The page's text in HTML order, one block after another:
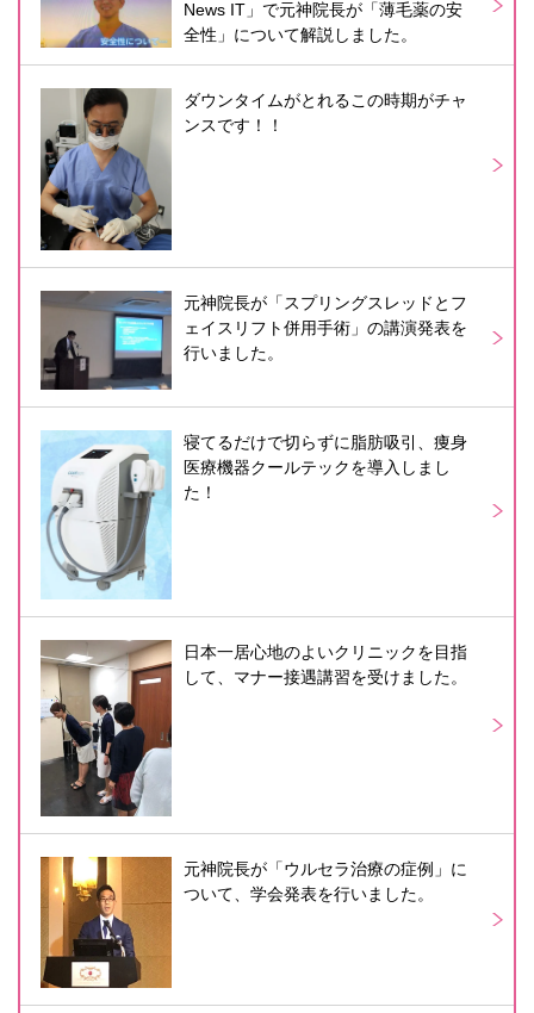
News IT」で元神院長が「薄毛薬の安
全性」について解説しました。
ダウンタイムがとれるこの時期がチャ
ンスです！！
元神院長が「スプリングスレッドとフ
ェイスリフト併用手術」の講演発表を
行いました。
寝てるだけで切らずに脂肪吸引、痩身
医療機器クールテックを導入しまし
た！
日本一居心地のよいクリニックを目指
して、マナー接遇講習を受けました。
元神院長が「ウルセラ治療の症例」に
ついて、学会発表を行いました。